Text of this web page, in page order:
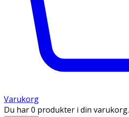
Varukorg
Du har 0 produkter i din varukorg.